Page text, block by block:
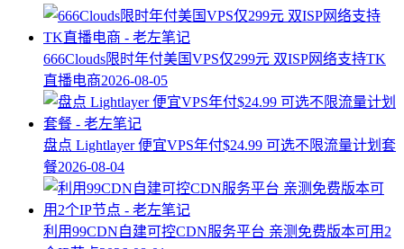
666Clouds限时年付美国VPS仅299元 双ISP网络支持TK
直播电商2026-08-05
盘点 Lightlayer 便宜VPS年付$24.99 可选不限流量计划套
餐2026-08-04
利用99CDN自建可控CDN服务平台 亲测免费版本可用2